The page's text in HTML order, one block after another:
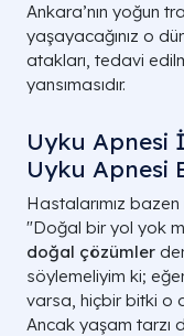
Ankara’nın yoğun
yaşayacağınız o
atakları, tedavi
yansımasıdır.
Uyku Apnesi
Uyku Apnesi
Hastalarımız
"Doğal bir yol yok
doğal çözümler
söylemeliyim ki;
varsa, hiçbir bitki o
Ancak yaşam tarzı